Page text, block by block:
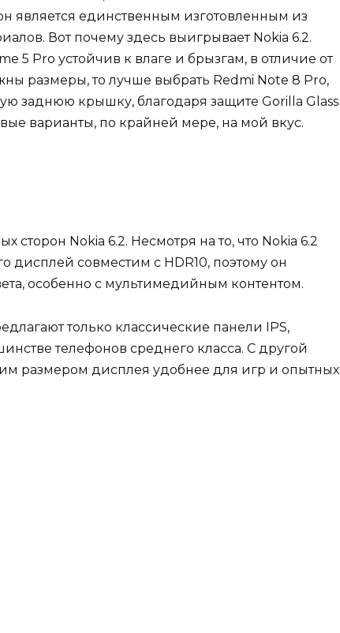
является единственным изготовленным из
Вот почему здесь выигрывает Nokia 6.2.
5 Pro устойчив к влаге и брызгам, в отличие от
размеры, то лучше выбрать Redmi Note 8 Pro,
заднюю крышку, благодаря защите Gorilla Glass
варианты, по крайней мере, на мой вкус.
сторон Nokia 6.2. Несмотря на то, что Nokia 6.2
дисплей совместим с HDR10, поэтому он
особенно с мультимедийным контентом.
только классические панели IPS,
телефонов среднего класса. С другой
размером дисплея удобнее для игр и опытных